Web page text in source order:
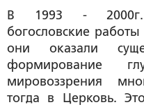
В 1993 - 2000г.
богословские
они оказали
формирование
мировоззрения
тогда в Церковь.